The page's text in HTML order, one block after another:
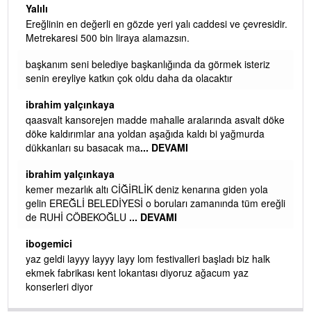
Yalılı
Ereğlinin en değerli en gözde yeri yalı caddesi ve çevresidir.
Metrekaresi 500 bin liraya alamazsın.
başkanım seni belediye başkanlığında da görmek isteriz
senin ereyliye katkın çok oldu daha da olacaktır
ibrahim yalçınkaya
qaasvalt kansorejen madde mahalle aralarında asvalt döke
döke kaldırımlar ana yoldan aşağıda kaldı bi yağmurda
dükkanları su basacak ma... DEVAMI
ibrahim yalçınkaya
kemer mezarlık altı CİĞİRLİK deniz kenarına giden yola
gelin EREĞLİ BELEDİYESİ o boruları zamanında tüm ereğli
de RUHİ CÖBEKOĞLU ... DEVAMI
ibogemici
yaz geldi layyy layyy layy lom festivalleri başladı biz halk
ekmek fabrikası kent lokantası diyoruz ağacum yaz
konserleri diyor